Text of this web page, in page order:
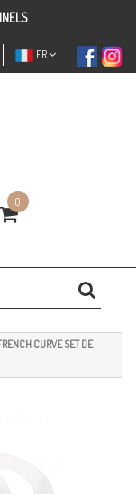
FR
0
CURVE SET DE